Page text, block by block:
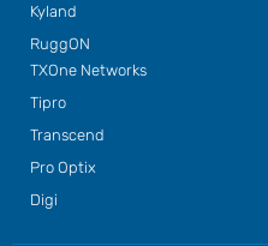
Kyland
RuggON
TXOne Networks
Tipro
Transcend
Pro Optix
Digi